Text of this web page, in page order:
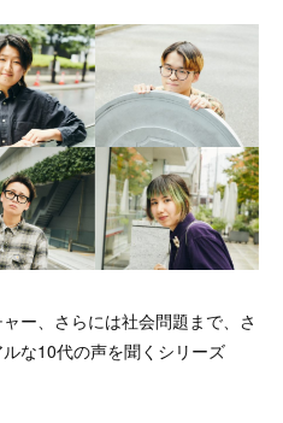
ー、さらには社会問題まで、さ
な10代の声を聞くシリーズ